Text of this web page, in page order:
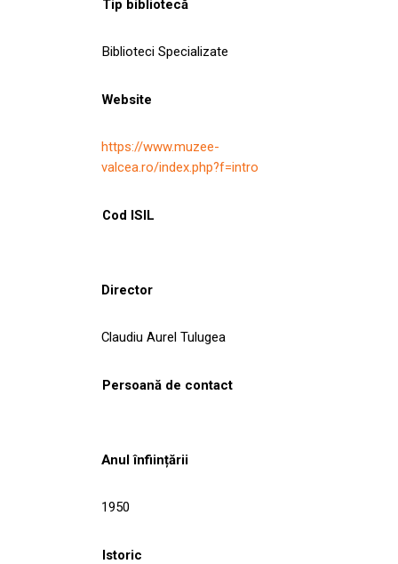
Tip bibliotecă
Biblioteci Specializate
Website
https://www.muzee-
valcea.ro/index.php?f=intro
Cod ISIL
Director
Claudiu Aurel Tulugea
Persoană de contact
Anul înființării
1950
Istoric